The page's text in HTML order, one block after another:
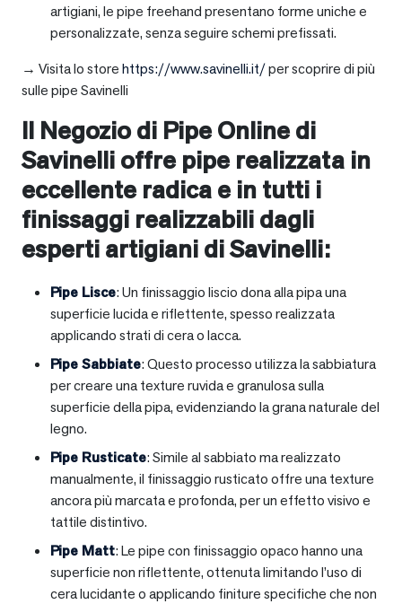
artigiani, le pipe freehand presentano forme uniche e
personalizzate, senza seguire schemi prefissati.
→ Visita lo storehttps://www.savinelli.it/per scoprire di più
sulle pipe Savinelli
Il Negozio di Pipe Online di
Savinelli offre pipe realizzata in
eccellente radica e in tutti i
finissaggi realizzabili dagli
esperti artigiani di Savinelli:
Pipe Lisce: Un finissaggio liscio dona alla pipa una
superficie lucida e riflettente, spesso realizzata
applicando strati di cera o lacca.
Pipe Sabbiate: Questo processo utilizza la sabbiatura
per creare una texture ruvida e granulosa sulla
superficie della pipa, evidenziando la grana naturale del
legno.
Pipe Rusticate: Simile al sabbiato ma realizzato
manualmente, il finissaggio rusticato offre una texture
ancora più marcata e profonda, per un effetto visivo e
tattile distintivo.
Pipe Matt: Le pipe con finissaggio opaco hanno una
superficie non riflettente, ottenuta limitando l’uso di
cera lucidante o applicando finiture specifiche che non